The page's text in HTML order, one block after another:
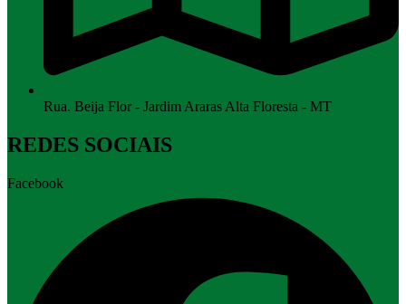
Rua. Beija Flor - Jardim Araras Alta Floresta - MT
REDES SOCIAIS
Facebook